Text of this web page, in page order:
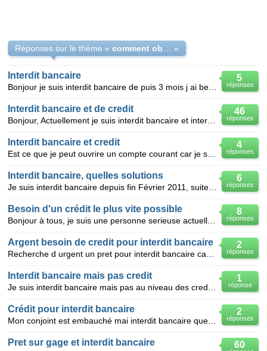
Réponses sur le thème « »
5
réponses
Interdit bancaire
46
réponses
Interdit bancaire et de credit
4
réponses
Interdit bancaire et credit
6
réponses
Interdit bancaire, quelles solutions
8
réponses
Besoin d'un crédit le plus vite possible
2
réponses
Argent besoin de credit pour interdit bancaire
1
réponse
Interdit bancaire mais pas credit
2
réponses
Crédit pour interdit bancaire
60
Pret sur gage et interdit bancaire